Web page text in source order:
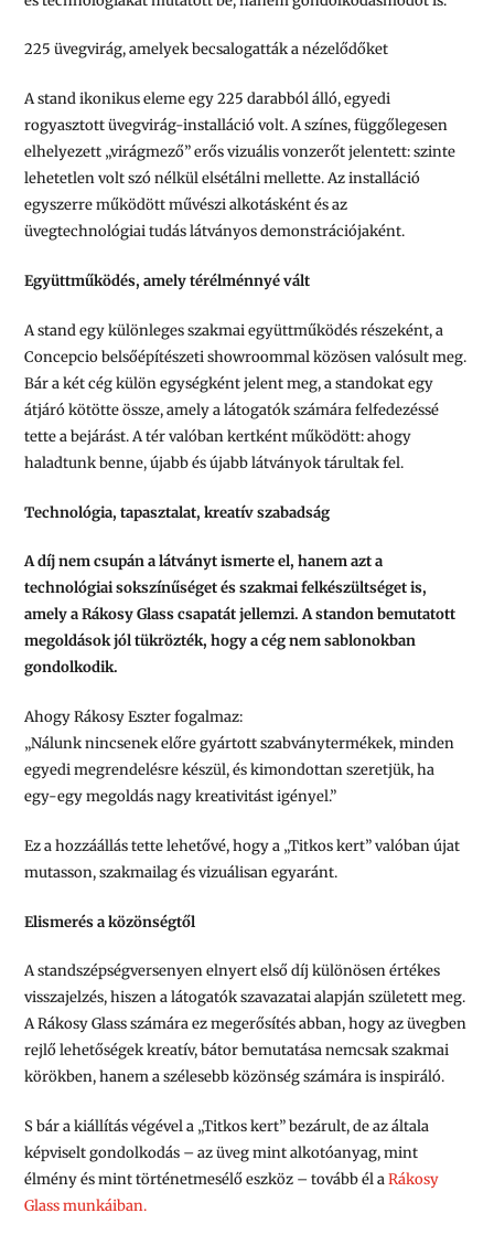
225 üvegvirág, amelyek becsalogatták a nézelődőket
A stand ikonikus eleme egy 225 darabból álló, egyedi
rogyasztott üvegvirág-installáció volt. A színes, függőlegesen
elhelyezett „virágmező” erős vizuális vonzerőt jelentett: szinte
lehetetlen volt szó nélkül elsétálni mellette. Az installáció
egyszerre működött művészi alkotásként és az
üvegtechnológiai tudás látványos demonstrációjaként.
Együttműködés, amely térélménnyé vált
A stand egy különleges szakmai együttműködés részeként, a
Concepcio belsőépítészeti showroommal közösen valósult meg.
Bár a két cég külön egységként jelent meg, a standokat egy
átjáró kötötte össze, amely a látogatók számára felfedezéssé
tette a bejárást. A tér valóban kertként működött: ahogy
haladtunk benne, újabb és újabb látványok tárultak fel.
Technológia, tapasztalat, kreatív szabadság
A díj nem csupán a látványt ismerte el, hanem azt a
technológiai sokszínűséget és szakmai felkészültséget is,
amely a Rákosy Glass csapatát jellemzi. A standon bemutatott
megoldások jól tükrözték, hogy a cég nem sablonokban
gondolkodik.
Ahogy Rákosy Eszter fogalmaz:
„Nálunk nincsenek előre gyártott szabványtermékek, minden
egyedi megrendelésre készül, és kimondottan szeretjük, ha
egy-egy megoldás nagy kreativitást igényel.”
Ez a hozzáállás tette lehetővé, hogy a „Titkos kert” valóban újat
mutasson, szakmailag és vizuálisan egyaránt.
Elismerés a közönségtől
A standszépségversenyen elnyert első díj különösen értékes
visszajelzés, hiszen a látogatók szavazatai alapján született meg.
A Rákosy Glass számára ez megerősítés abban, hogy az üvegben
rejlő lehetőségek kreatív, bátor bemutatása nemcsak szakmai
körökben, hanem a szélesebb közönség számára is inspiráló.
S bár a kiállítás végével a „Titkos kert” bezárult, de az általa
képviselt gondolkodás – az üveg mint alkotóanyag, mint
élmény és mint történetmesélő eszköz – tovább él aRákosy
Glass munkáiban.